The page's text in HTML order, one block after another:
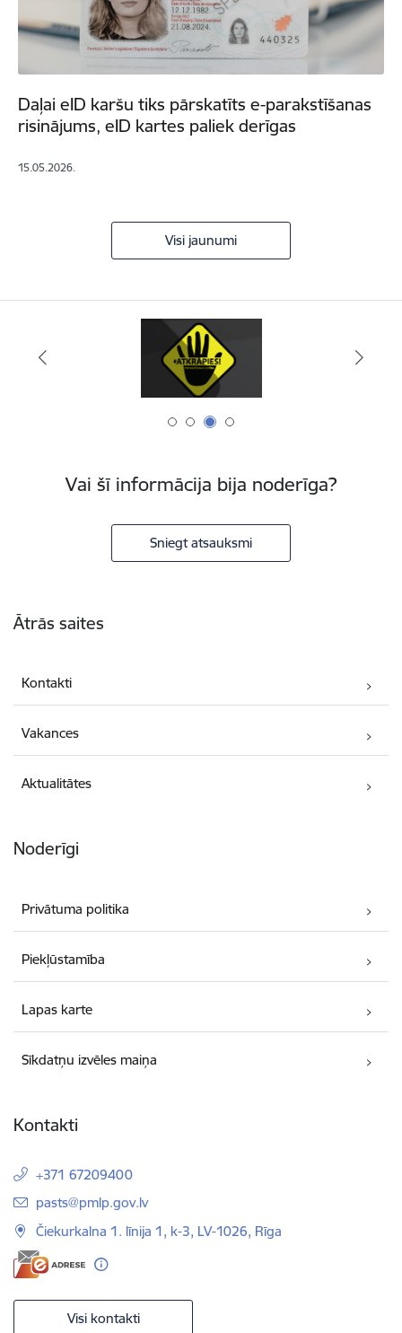
Daļai eID karšu tiks pārskatīts e-parakstīšanas
risinājums, eID kartes paliek derīgas
15.05.2026.
Visi jaunumi
Vai šī informācija bija noderīga?
Sniegt atsauksmi
Ātrās saites
Kontakti
Vakances
Aktualitātes
Noderīgi
Privātuma politika
Piekļūstamība
Lapas karte
Sīkdatņu izvēles maiņa
Kontakti
+371 67209400
E-pasts:
pasts@pmlp.gov.lv
Čiekurkalna 1. līnija 1, k-3, LV-1026, Rīga
Visi kontakti